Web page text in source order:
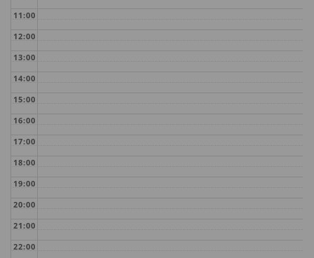
11:00
12:00
13:00
14:00
15:00
16:00
17:00
18:00
19:00
20:00
21:00
22:00